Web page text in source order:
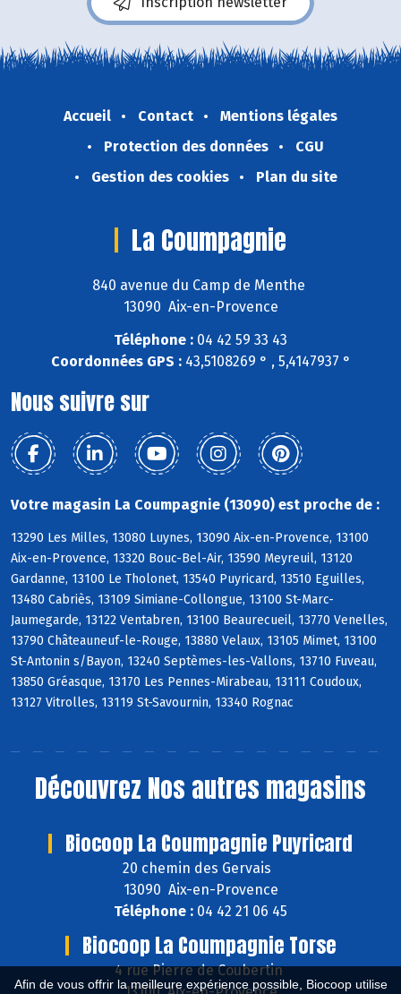
Afin de vous offrir la meilleure expérience possible, Biocoop utilise
Accueil Contact
Mentions légales
Protection des données
CGU
Gestion des cookies
Plan du site
La Coumpagnie
840 avenue du Camp de Menthe
13090 Aix-en-Provence
Téléphone : 04 42 59 33 43
Coordonnées GPS :43,5108269 ° , 5,4147937 °
Nous suivre sur
Votre magasin La Coumpagnie (13090) est proche de :
13290 Les Milles, 13080 Luynes, 13090 Aix-en-Provence, 13100
Aix-en-Provence, 13320 Bouc-Bel-Air, 13590 Meyreuil, 13120
Gardanne, 13100 Le Tholonet, 13540 Puyricard, 13510 Eguilles,
13480 Cabriès, 13109 Simiane-Collongue, 13100 St-Marc-
Jaumegarde, 13122 Ventabren, 13100 Beaurecueil, 13770 Venelles,
13790 Châteauneuf-le-Rouge, 13880 Velaux, 13105 Mimet, 13100
St-Antonin s/Bayon, 13240 Septèmes-les-Vallons, 13710 Fuveau,
13850 Gréasque, 13170 Les Pennes-Mirabeau, 13111 Coudoux,
13127 Vitrolles, 13119 St-Savournin, 13340 Rognac
Découvrez Nos autres magasins
Biocoop La Coumpagnie Puyricard
20 chemin des Gervais
13090 Aix-en-Provence
Téléphone : 04 42 21 06 45
Biocoop La Coumpagnie Torse
4 rue Pierre de Coubertin